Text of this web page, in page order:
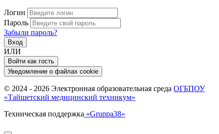
Логин
Пароль
Забыли пароль?
Вход
ИЛИ
Войти как гость
Уведомление о файлах cookie
© 2024 - 2026 Электронная образовательная среда ОГБПОУ
«Тайшетский медицинский техникум»
Техническая поддержка «Gruppa38»